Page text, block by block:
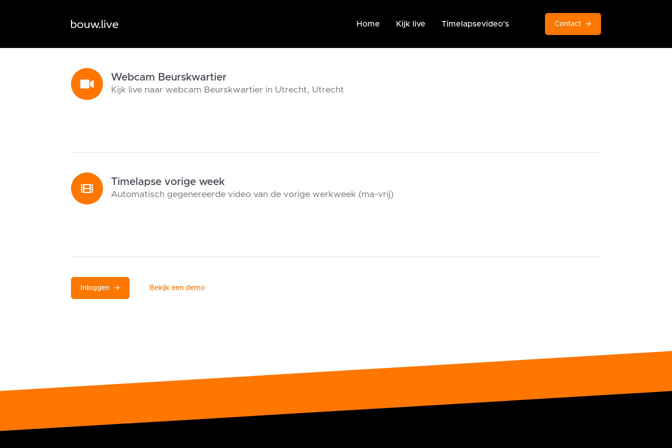
Home Kijk live Timelapsevideo's Contact →
Webcam Beurskwartier
Kijk live naar webcam Beurskwartier in Utrecht, Utrecht
Timelapse vorige week
Automatisch gegenereerde video van de vorige werkweek (ma-vrij)
Inloggen → Bekijk een demo